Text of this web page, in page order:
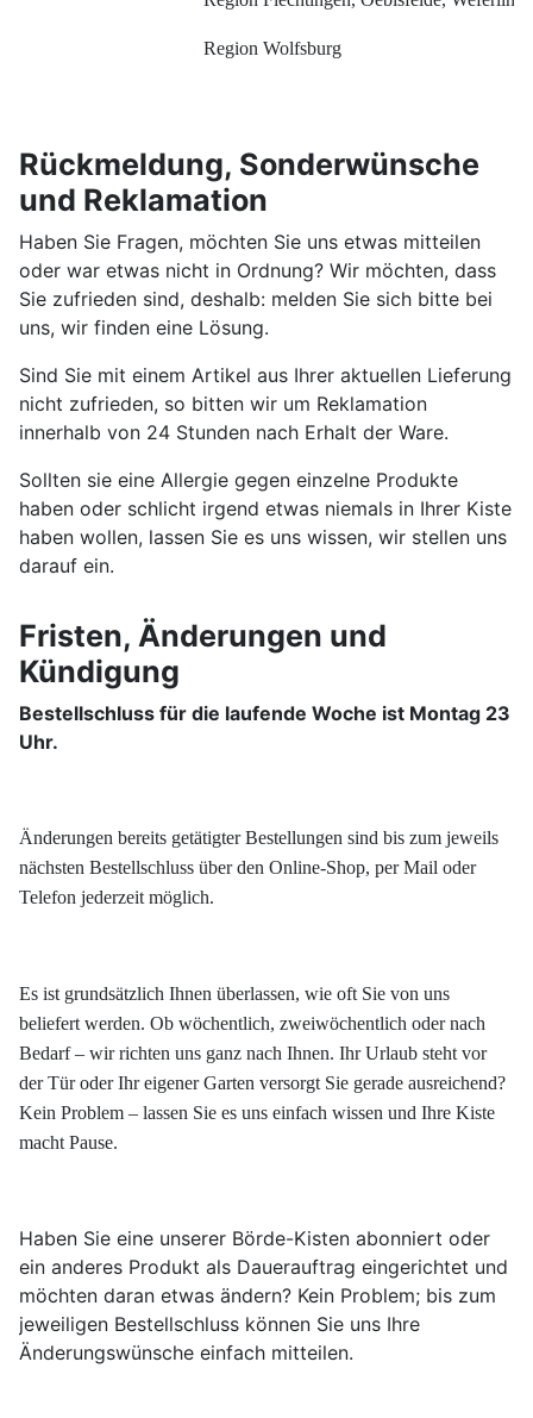
Region Wolfsburg
Rückmeldung, Sonderwünsche
und Reklamation
Haben Sie Fragen, möchten Sie uns etwas mitteilen
oder war etwas nicht in Ordnung? Wir möchten, dass
Sie zufrieden sind, deshalb: melden Sie sich bitte bei
uns, wir finden eine Lösung.
Sind Sie mit einem Artikel aus Ihrer aktuellen Lieferung
nicht zufrieden, so bitten wir um Reklamation
innerhalb von 24 Stunden nach Erhalt der Ware.
Sollten sie eine Allergie gegen einzelne Produkte
haben oder schlicht irgend etwas niemals in Ihrer Kiste
haben wollen, lassen Sie es uns wissen, wir stellen uns
darauf ein.
Fristen, Änderungen und
Kündigung
Bestellschluss für die laufende Woche ist Montag 23
Uhr.
Änderungen bereits getätigter Bestellungen sind bis zum jeweils
nächsten Bestellschluss über den Online-Shop, per Mail oder
Telefon jederzeit möglich.
Es ist grundsätzlich Ihnen überlassen, wie oft Sie von uns
beliefert werden. Ob wöchentlich, zweiwöchentlich oder nach
Bedarf – wir richten uns ganz nach Ihnen. Ihr Urlaub steht vor
der Tür oder Ihr eigener Garten versorgt Sie gerade ausreichend?
Kein Problem – lassen Sie es uns einfach wissen und Ihre Kiste
macht Pause.
Haben Sie eine unserer Börde-Kisten abonniert oder
ein anderes Produkt als Dauerauftrag eingerichtet und
möchten daran etwas ändern? Kein Problem; bis zum
jeweiligen Bestellschluss können Sie uns Ihre
Änderungswünsche einfach mitteilen.